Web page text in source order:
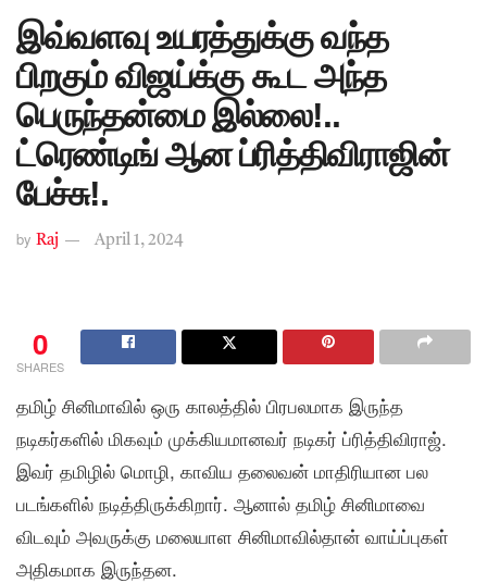
இவ்வளவு உயரத்துக்கு வந்த
பிறகும் விஜய்க்கு கூட அந்த
பெருந்தன்மை இல்லை!..
ட்ரெண்டிங் ஆன ப்ரித்திவிராஜின்
பேச்சு!.
by Raj April 1, 2024
0
SHARES
தமிழ் சினிமாவில் ஒரு காலத்தில் பிரபலமாக இருந்த
நடிகர்களில் மிகவும் முக்கியமானவர் நடிகர் ப்ரித்திவிராஜ்.
இவர் தமிழில் மொழி, காவிய தலைவன் மாதிரியான பல
படங்களில் நடித்திருக்கிறார். ஆனால் தமிழ் சினிமாவை
விடவும் அவருக்கு மலையாள சினிமாவில்தான் வாய்ப்புகள்
அதிகமாக இருந்தன.